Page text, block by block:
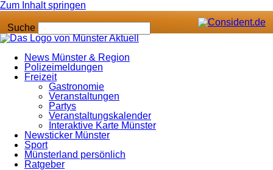
Zum Inhalt springen
Suche
News Münster & Region
Polizeimeldungen
Freizeit
Gastronomie
Veranstaltungen
Partys
Veranstaltungskalender
Interaktive Karte Münster
Newsticker Münster
Sport
Münsterland persönlich
Ratgeber